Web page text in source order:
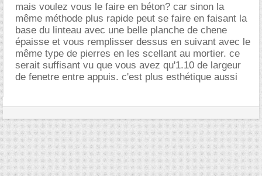
mais voulez vous le faire en béton? car sinon la
même méthode plus rapide peut se faire en faisant la
base du linteau avec une belle planche de chene
épaisse et vous remplisser dessus en suivant avec le
même type de pierres en les scellant au mortier. ce
serait suffisant vu que vous avez qu'1.10 de largeur
de fenetre entre appuis. c'est plus esthétique aussi